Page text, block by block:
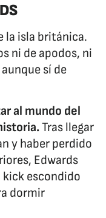
la isla británica.
ni de apodos, ni
sí de
al mundo del
Tras llegar
y haber perdido
Edwards
escondido
dormir